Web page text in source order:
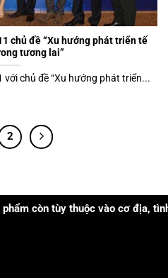
chủ đề “Xu hướng phát triển tế
tương lai”
với chủ đề “Xu hướng phát triển...
2
vào cơ địa, tình trạng, khả